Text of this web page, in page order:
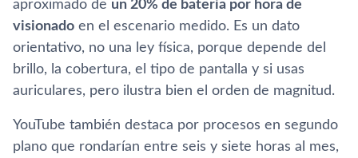
aproximado de un 20% de batería por hora de
visionado en el escenario medido. Es un dato
orientativo, no una ley física, porque depende del
brillo, la cobertura, el tipo de pantalla y si usas
auriculares, pero ilustra bien el orden de magnitud.
YouTube también destaca por procesos en segundo
plano que rondarían entre seis y siete horas al mes,